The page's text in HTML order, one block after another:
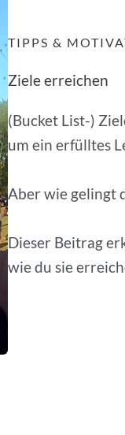
TIPPS &
Ziele erreichen
(Bucket List-)
um ein erfülltes
Aber wie gelingt
Dieser Beitrag
wie du sie